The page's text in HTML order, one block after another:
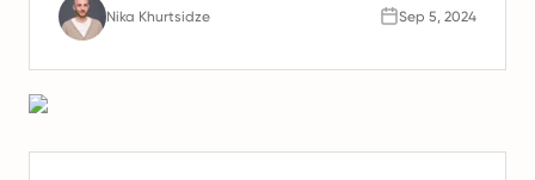
Nika Khurtsidze Sep 5, 2024